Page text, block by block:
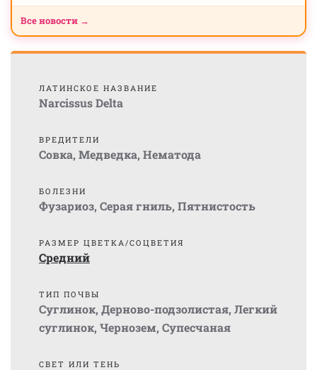
Все новости →
ЛАТИНСКОЕ НАЗВАНИЕ
Narcissus Delta
ВРЕДИТЕЛИ
Совка, Медведка, Нематода
БОЛЕЗНИ
Фузариоз, Серая гниль, Пятнистость
РАЗМЕР ЦВЕТКА/СОЦВЕТИЯ
Средний
ТИП ПОЧВЫ
Суглинок, Дерново-подзолистая, Легкий
суглинок, Чернозем, Супесчаная
СВЕТ ИЛИ ТЕНЬ